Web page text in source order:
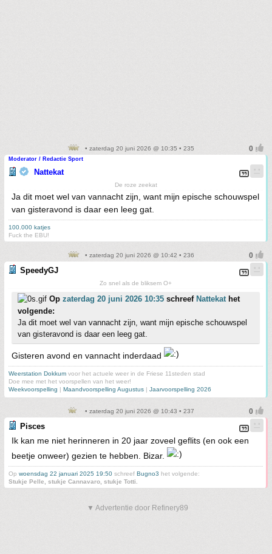
• zaterdag 20 juni 2026 @ 10:35 • 235
Moderator / Redactie Sport
Nattekat
De roze zeekat
Ja dit moet wel van vannacht zijn, want mijn epische schouwspel
van gisteravond is daar een leeg gat.
100.000 katjes
Fuck the EBU!
• zaterdag 20 juni 2026 @ 10:42 • 236
SpeedyGJ
Zo snel als de bliksem O+
Op zaterdag 20 juni 2026 10:35 schreef Nattekat het
volgende:
Ja dit moet wel van vannacht zijn, want mijn epische schouwspel
van gisteravond is daar een leeg gat.
Gisteren avond en vannacht inderdaad
Weerstation Dokkum voor het actuele weer in de Friese 11steden stad
Doe mee met het voorspellen van het weer!
Weekvoorspelling | Maandvoorspelling Augustus | Jaarvoorspelling 2026
• zaterdag 20 juni 2026 @ 10:43 • 237
Pisces
Ik kan me niet herinneren in 20 jaar zoveel geflits (en ook een
beetje onweer) gezien te hebben. Bizar.
Op woensdag 22 januari 2025 19:50 schreef Bugno3 het volgende:
Stukje Pelle, stukje Cannavaro, stukje Totti.
▼ Advertentie door Refinery89